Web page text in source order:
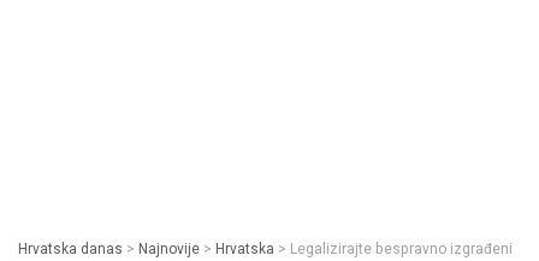
Hrvatska danas > Najnovije > Hrvatska > Legalizirajte bespravno izgrađeni